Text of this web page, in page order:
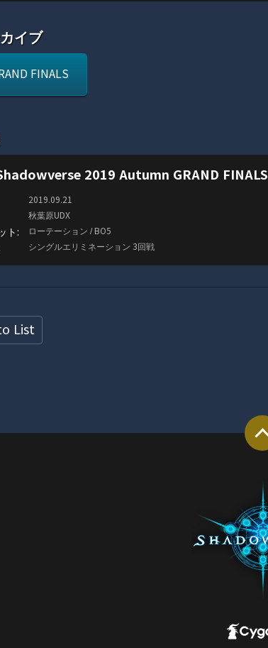
イブ
FINALS
2019 Autumn GRAND FINALS
2019.09.21
秋葉原UDX
ローテーション / BO5
シングルエリミネーション 3回戦
List